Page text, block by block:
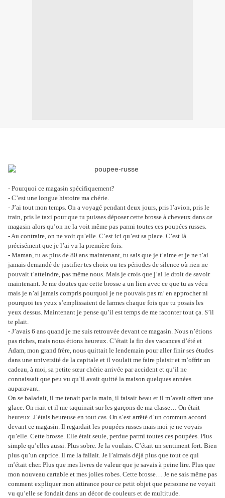
- Pourquoi ce magasin spécifiquement?
- C’est une longue histoire ma chérie.
- J’ai tout mon temps. On a voyagé pendant deux jours, pris l’avion, pris le
train, pris le taxi pour que tu puisses déposer cette brosse à cheveux dans ce
magasin alors qu’on ne la voit même pas parmi toutes ces poupées russes.
- Au contraire, on ne voit qu’elle. C’est ici qu’est sa place. C’est là
précisément que je l’ai vu la première fois.
- Maman, tu as plus de 80 ans maintenant, tu sais que je t’aime et je ne t’ai
jamais demandé de justifier tes choix ou tes périodes de silence où rien ne
pouvait t’atteindre, pas même nous. Mais je crois que j’ai le droit de savoir
maintenant. Je me doutes que cette brosse a un lien avec ce que tu as vécu
mais je n’ai jamais compris pourquoi je ne pouvais pas m’ en approcher ni
pourquoi tes yeux s’emplissaient de larmes chaque fois que tu posais les
yeux dessus. Maintenant je pense qu’il est temps de me raconter tout ça. S’il
te plait.
- J’avais 6 ans quand je me suis retrouvée devant ce magasin. Nous n’étions
pas riches, mais nous étions heureux. C’était la fin des vacances d’été et
Adam, mon grand frère, nous quittait le lendemain pour aller finir ses études
dans une université de la capitale et il voulait me faire plaisir et m’offrir un
cadeau, à moi, sa petite sœur chérie arrivée par accident et qu’il ne
connaissait que peu vu qu’il avait quitté la maison quelques années
auparavant.
On se baladait, il me tenait par la main, il faisait beau et il m’avait offert une
glace. On riait et il me taquinait sur les garçons de ma classe… On était
heureux. J’étais heureuse en tout cas. On s’est arrêté d’un commun accord
devant ce magasin. Il regardait les poupées russes mais moi je ne voyais
qu’elle. Cette brosse. Elle était seule, perdue parmi toutes ces poupées. Plus
simple qu’elles aussi. Plus sobre. Je la voulais. C’était un sentiment fort. Bien
plus qu’un caprice. Il me la fallait. Je l’aimais déjà plus que tout ce qui
m’était cher. Plus que mes livres de valeur que je savais à peine lire. Plus que
mon nouveau cartable et mes jolies robes. Cette brosse… Je ne sais même pas
comment expliquer mon attirance pour ce petit objet que personne ne voyait
vu qu’elle se fondait dans un décor de couleurs et de multitude.